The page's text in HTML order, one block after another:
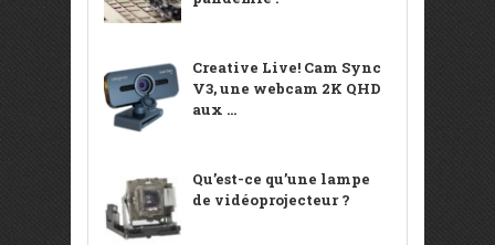
Creative Live! Cam Sync
V3, une webcam 2K QHD
aux ...
Qu’est-ce qu’une lampe
de vidéoprojecteur ?